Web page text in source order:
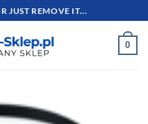
JUST REMOVE IT...
0